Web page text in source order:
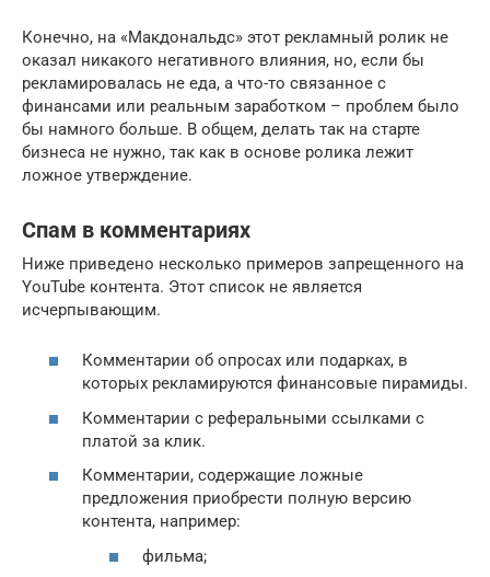
Конечно, на «Макдональдс» этот рекламный ролик не
оказал никакого негативного влияния, но, если бы
рекламировалась не еда, а что-то связанное с
финансами или реальным заработком – проблем было
бы намного больше. В общем, делать так на старте
бизнеса не нужно, так как в основе ролика лежит
ложное утверждение.
Спам в комментариях
Ниже приведено несколько примеров запрещенного на
YouTube контента. Этот список не является
исчерпывающим.
Комментарии об опросах или подарках, в
которых рекламируются финансовые пирамиды.
Комментарии с реферальными ссылками с
платой за клик.
Комментарии, содержащие ложные
предложения приобрести полную версию
контента, например:
фильма;